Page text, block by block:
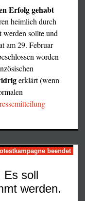
Empfänger
Dabei ist
Unterstützer der
nur Toleranz, d.h.
Dogmatik, den
statt Staats-
gibt.
ehemaligen
ausartete,
zu verstecken
möchte,
Erfolg gehabt
heimlich durch
werden sollte und
am 29. Februar
worden
erklärt (wenn
beendet
Es soll
werden.